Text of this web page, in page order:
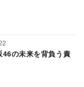
46の未来を背負う責